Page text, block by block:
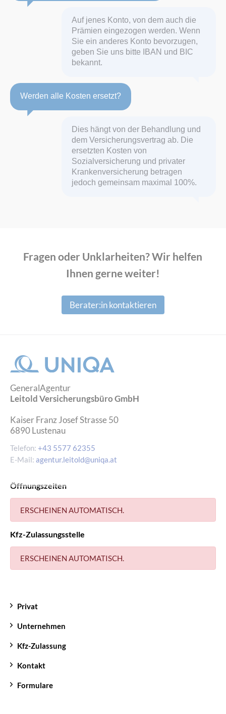
Auf jenes Konto, von dem auch die
Prämien eingezogen werden. Wenn
Sie ein anderes Konto bevorzugen,
geben Sie uns bitte IBAN und BIC
bekannt.
Werden alle Kosten ersetzt?
Dies hängt von der Behandlung und
dem Versicherungsvertrag ab. Die
ersetzten Kosten von
Sozialversicherung und privater
Krankenversicherung betragen
jedoch gemeinsam maximal 100%.
Fragen oder Unklarheiten? Wir helfen
Ihnen gerne weiter!
Berater:in kontaktieren
GeneralAgentur
Leitold Versicherungsbüro GmbH
Kaiser Franz Josef Strasse 50
6890Lustenau
Telefon: +43 5577 62355
E-Mail: agentur.leitold@uniqa.at
Öffnungszeiten
ERSCHEINEN AUTOMATISCH.
Kfz-Zulassungsstelle
ERSCHEINEN AUTOMATISCH.
Privat
Unternehmen
Kfz-Zulassung
Kontakt
Formulare